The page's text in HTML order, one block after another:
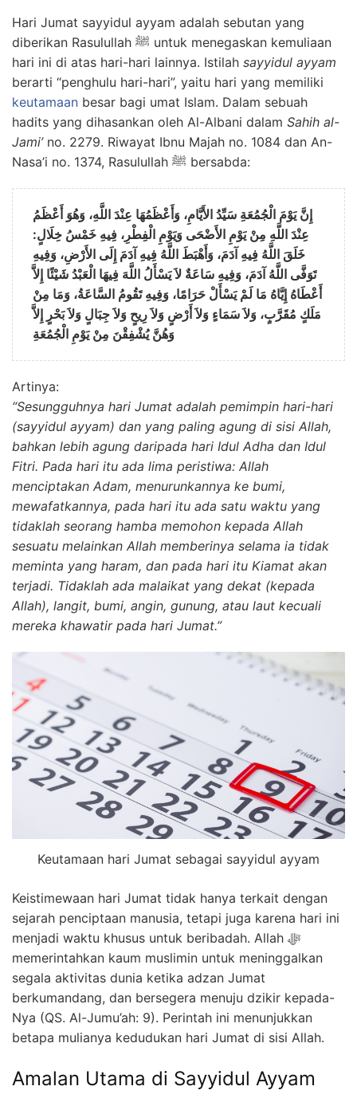
Hari Jumat sayyidul ayyam adalah sebutan yang
diberikan Rasulullah ﷺ untuk menegaskan kemuliaan
hari ini di atas hari-hari lainnya. Istilah sayyidul ayyam
berarti “penghulu hari-hari”, yaitu hari yang memiliki
keutamaan besar bagi umat Islam. Dalam sebuah
hadits yang dihasankan oleh Al-Albani dalam Sahih al-
Jami’no. 2279. Riwayat Ibnu Majah no. 1084 dan An-
Nasa’i no. 1374, Rasulullah ﷺ bersabda:
إِنَّ يَوْمَ الْجُمُعَةِ سَيِّدُ الأَيَّامِ، وَأَعْظَمُهَا عِنْدَ اللَّهِ، وَهُوَ أَعْظَمُ
عِنْدَ اللَّهِ مِنْ يَوْمِ الأَضْحَى وَيَوْمِ الْفِطْرِ، فِيهِ خَمْسُ خِلَالٍ:
خَلَقَ اللَّهُ فِيهِ آدَمَ، وَأَهْبَطَ اللَّهُ فِيهِ آدَمَ إِلَى الأَرْضِ، وَفِيهِ
تَوَفَّى اللَّهُ آدَمَ، وَفِيهِ سَاعَةٌ لاَ يَسْأَلُ اللَّهَ فِيهَا الْعَبْدُ شَيْئًا إِلاَّ
أَعْطَاهُ إِيَّاهُ مَا لَمْ يَسْأَلْ حَرَامًا، وَفِيهِ تَقُومُ السَّاعَةُ، وَمَا مِنْ
مَلَكٍ مُقَرَّبٍ، وَلاَ سَمَاءٍ وَلاَ أَرْضٍ وَلاَ رِيحٍ وَلاَ جِبَالٍ وَلاَ بَحْرٍ إِلاَّ
وَهُنَّ يُشْفِقْنَ مِنْ يَوْمِ الْجُمُعَةِ
Artinya:
“Sesungguhnya hari Jumat adalah pemimpin hari-hari
(sayyidul ayyam) dan yang paling agung di sisi Allah,
bahkan lebih agung daripada hari Idul Adha dan Idul
Fitri. Pada hari itu ada lima peristiwa: Allah
menciptakan Adam, menurunkannya ke bumi,
mewafatkannya, pada hari itu ada satu waktu yang
tidaklah seorang hamba memohon kepada Allah
sesuatu melainkan Allah memberinya selama ia tidak
meminta yang haram, dan pada hari itu Kiamat akan
terjadi. Tidaklah ada malaikat yang dekat (kepada
Allah), langit, bumi, angin, gunung, atau laut kecuali
mereka khawatir pada hari Jumat.”
Keutamaan hari Jumat sebagai sayyidul ayyam
Keistimewaan hari Jumat tidak hanya terkait dengan
sejarah penciptaan manusia, tetapi juga karena hari ini
menjadi waktu khusus untuk beribadah. Allah ﷻ
memerintahkan kaum muslimin untuk meninggalkan
segala aktivitas dunia ketika adzan Jumat
berkumandang, dan bersegera menuju dzikir kepada-
Nya (QS. Al-Jumu’ah: 9). Perintah ini menunjukkan
betapa mulianya kedudukan hari Jumat di sisi Allah.
Amalan Utama di Sayyidul Ayyam